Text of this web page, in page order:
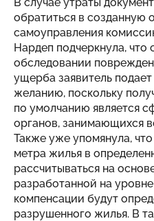
обратиться в созданную
самоуправления
Нардеп подчеркнула, что
обследовании
ущерба заявитель
желанию, поскольку
по умолчанию является
органов, занимающихся
Также уже упомянула,
метра жилья в
рассчитываться на
разработанной на
компенсации будут
разрушенного жилья. В